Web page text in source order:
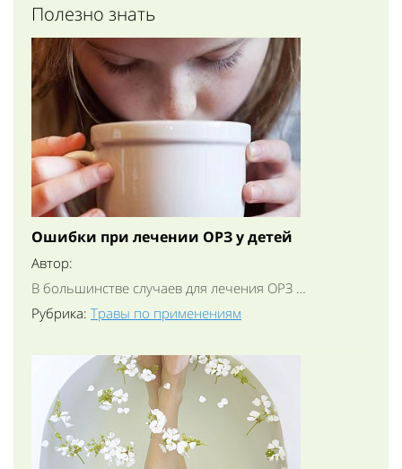
Полезно знать
Ошибки при лечении ОРЗ у детей
Автор:
В большинстве случаев для лечения ОРЗ …
Рубрика: Травы по применениям